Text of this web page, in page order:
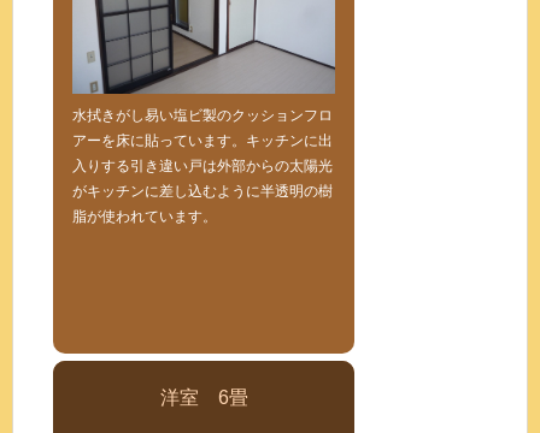
水拭きがし易い塩ビ製のクッションフロ
アーを床に貼っています。キッチンに出
入りする引き違い戸は外部からの太陽光
がキッチンに差し込むように半透明の樹
脂が使われています。
洋室 6畳